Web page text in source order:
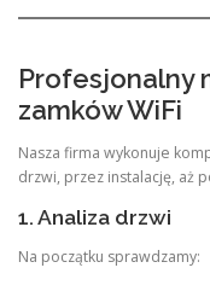
Profesjonalny
zamków WiFi
Nasza firma wykonuje
drzwi, przez instalację, aż
1. Analiza drzwi
Na początku sprawdzamy: